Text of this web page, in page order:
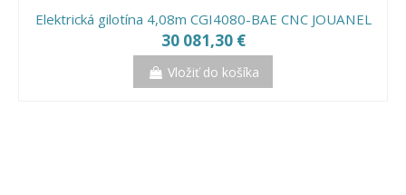
Elektrická gilotína 4,08m CGI4080-BAE CNC JOUANEL
30 081,30 €
Vložiť do košíka